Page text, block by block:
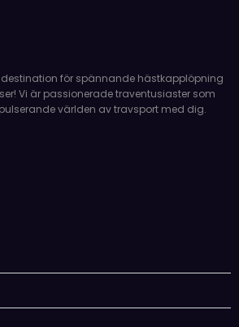
för spännande hästkapplöpning
Vi är passionerade traventusiaster som
världen av travsport med dig.